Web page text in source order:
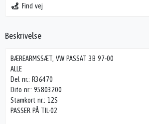
Find vej
Beskrivelse
BÆREARMSSÆT, VW PASSAT 3B 97-00
ALLE
Del nr.: R36470
Dito nr.: 95803200
Stamkort nr.: 12S
PASSER PÅ TIL-02